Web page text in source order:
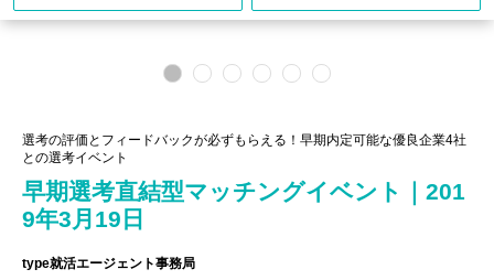
選考の評価とフィードバックが必ずもらえる！早期内定可能な優良企業4社
との選考イベント
早期選考直結型マッチングイベント｜201
9年3月19日
type就活エージェント事務局